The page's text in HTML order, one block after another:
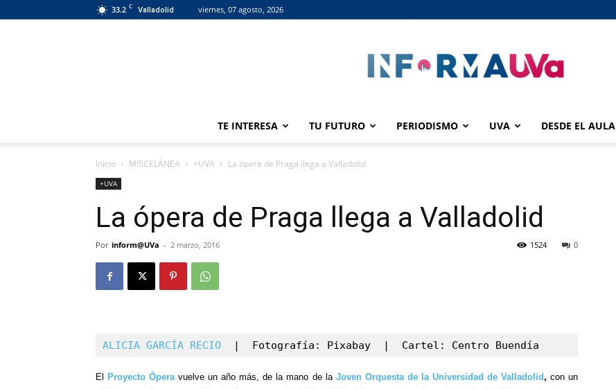
33.2 C Valladolid viernes, 07 agosto, 2026
informaUVA
TE INTERESA TU FUTURO PERIODISMO UVA DESDE EL AULA
Inicio MISCELÁNEA +UVA La ópera de Praga llega a Valladolid
+UVA
La ópera de Praga llega a Valladolid
Por inform@UVa - 2 marzo, 2016 0
1524
ALICIA GARCÍA RECIO |  Fotografía: Pixabay  |  Cartel: Centro Buendía
El Proyecto Óperavuelve un año más, de la mano de la Joven Orquesta de la Universidad de Valladolid, con un